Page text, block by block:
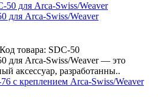
для Arca-Swiss/Weaver
Код товара: SDC-50
для Arca-Swiss/Weaver — это
аксессуар, разработанны..